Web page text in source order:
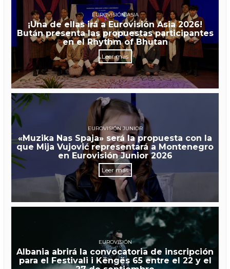
EUROVISIÓN ASIA
¡Una de ellas irá a Eurovisión Asia 2026!
Bután presenta las propuestas participantes
en el Rhythm of Bhutan
Leer más
EUROVISIÓN JUNIOR
«Muzika Nas Spaja» será la propuesta con la
que Mija Vujović representará a Montenegro
en Eurovisión Junior 2026
Leer más
EUROVISIÓN
Albania abrirá la convocatoria de inscripción
para el Festivali i Këngës 65 entre el 22 y el